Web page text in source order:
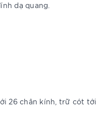
dạ quang.
26 chân kính, trữ cót tới